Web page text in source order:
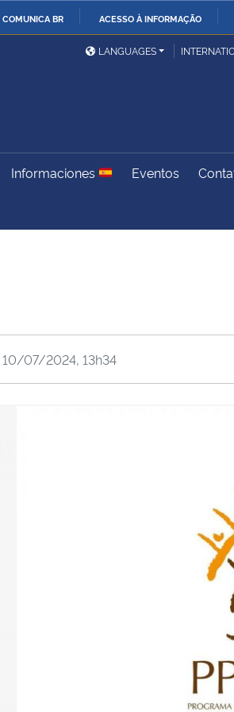
COMUNICA BR ACESSO À INFORMAÇÃO
Ministério das Relações
ExterioresLANGUAGES
Informaciones Eventos
10/07/2024, 13h34